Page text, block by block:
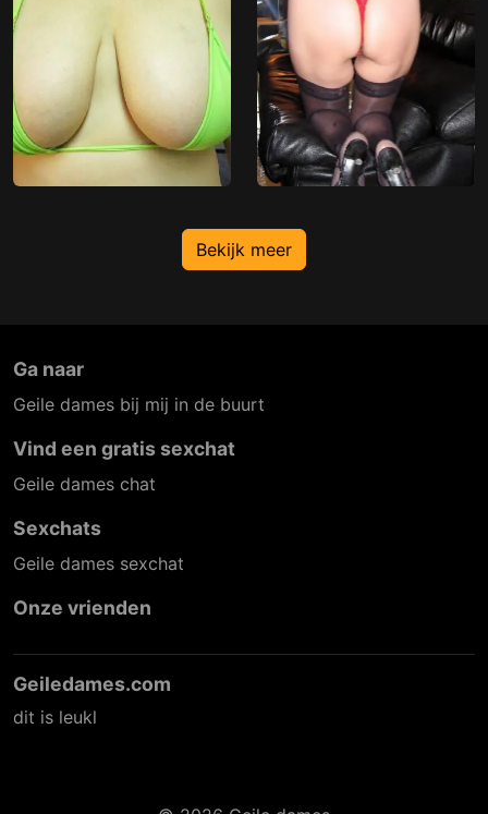
Bekijk meer
Ga naar
Geile dames bij mij in de buurt
Vind een gratis sexchat
Geile dames chat
Sexchats
Geile dames sexchat
Onze vrienden
Geiledames.com
dit is leukl